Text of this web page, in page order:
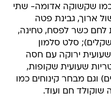
שקשוקה אדומה- שתי
ארוך, גבינת פטה
לחם כשר לפסח, טחינה,
סלט של בוקר וזיתים (62 שקלים); סלט סלמון
ירוקה עם חסה
שעועית שקופות,
(66 שקלים) וגם מבחר קינוחים כמו
שוקולד חם ועוד.